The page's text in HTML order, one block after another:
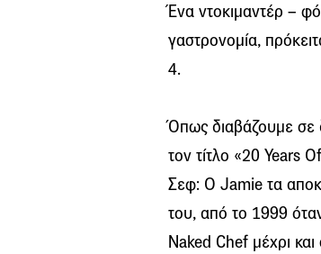
Ένα ντοκιμαντέρ –
γαστρονομία,
4.
Όπως διαβάζουμε σε
τον τίτλο «20 Years
Σεφ: Ο Jamie τα
του, από το 1999
Naked Chef μέχρι